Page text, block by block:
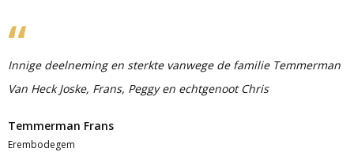
Innige deelneming en sterkte vanwege de familie Temmerman
Van Heck Joske, Frans, Peggy en echtgenoot Chris
Temmerman Frans
Erembodegem